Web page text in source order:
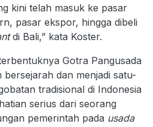
kini telah masuk ke pasar
pasar ekspor, hingga dibeli
di Bali,” kata Koster.
Gotra Pangusada
dan menjadi satu-
tradisional di Indonesia
serius dari seorang
pemerintah pada usada